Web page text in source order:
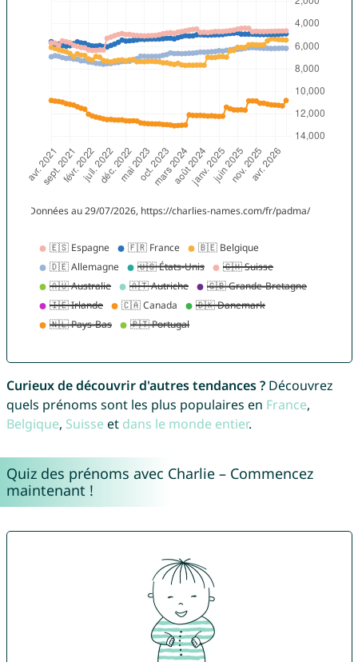
Curieux de découvrir d'autres tendances ?Découvrez
quels prénoms sont les plus populaires en France,
Belgique, Suisse et dans le monde entier.
Quiz des prénoms avec Charlie – Commencez
maintenant !